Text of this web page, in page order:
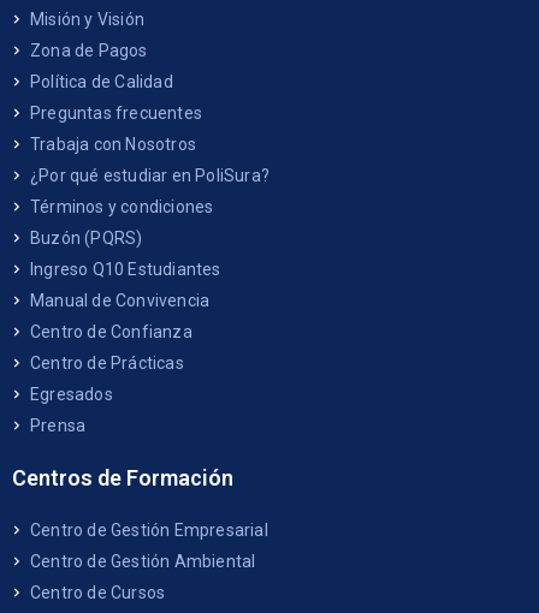
Misión y Visión
Zona de Pagos
Política de Calidad
Preguntas frecuentes
Trabaja con Nosotros
¿Por qué estudiar en PoliSura?
Términos y condiciones
Buzón (PQRS)
Ingreso Q10 Estudiantes
Manual de Convivencia
Centro de Confianza
Centro de Prácticas
Egresados
Prensa
Centros de Formación
Centro de Gestión Empresarial
Centro de Gestión Ambiental
Centro de Cursos